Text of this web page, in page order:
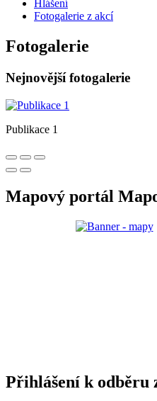
Hlášení
Fotogalerie z akcí
Fotogalerie
Nejnovější fotogalerie
Publikace 1
Mapový portál
Přihlášení k odběru